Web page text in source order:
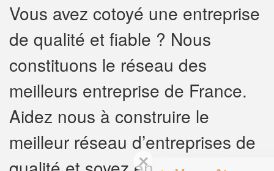
Vous avez cotoyé une entreprise
de qualité et fiable ? Nous
constituons le réseau des
meilleurs entreprise de France.
Aidez nous à construire le
meilleur réseau d’entreprises de
✕